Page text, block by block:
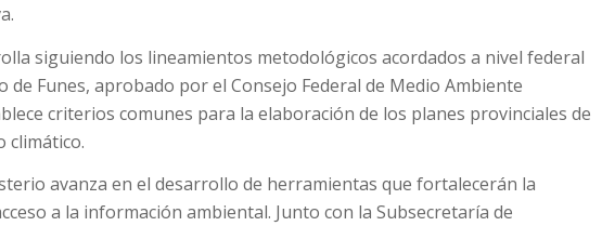
siguiendo los lineamientos metodológicos acordados a nivel federal
de Funes, aprobado por el Consejo Federal de Medio Ambiente
criterios comunes para la elaboración de los planes provinciales de
climático.
avanza en el desarrollo de herramientas que fortalecerán la
a la información ambiental. Junto con la Subsecretaría de